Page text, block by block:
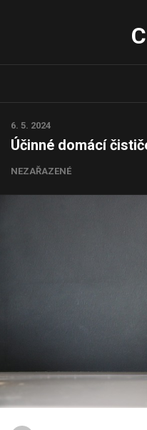
6. 5. 2024
Účinné domácí
NEZAŘAZENÉ